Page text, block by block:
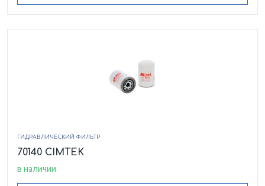
ГИДРАВЛИЧЕСКИЙ ФИЛЬТР
70140 CIMTEK
в наличии